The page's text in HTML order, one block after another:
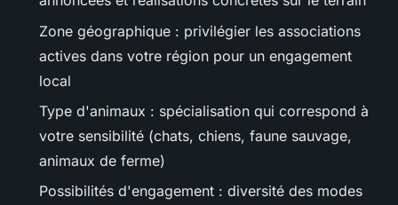
Zone géographique : privilégier les associations
actives dans votre région pour un engagement
local
Type d'animaux : spécialisation qui correspond à
votre sensibilité (chats, chiens, faune sauvage,
animaux de ferme)
Possibilités d'engagement : diversité des modes